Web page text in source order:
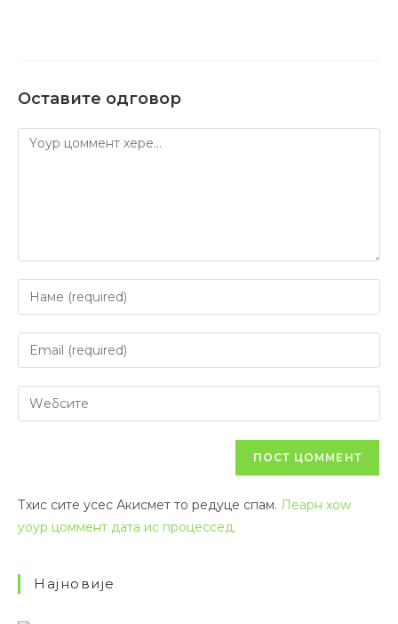
Preliminarni rezultati
26th април 2018
Оставите одговор